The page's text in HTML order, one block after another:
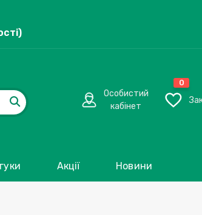
Особистий
кабінет
0
Акції Новини